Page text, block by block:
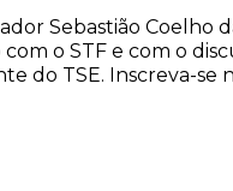
Sebastião Coelho
o STF e com o
do TSE. Inscreva-se